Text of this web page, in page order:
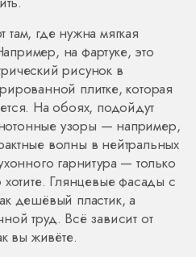
где нужна мягкая
нафартуке, это
рисунок в
плитке, которая
. Наобоях, подойдут
узоры — например,
волны в нейтральных
гарнитура — только
хотите. Глянцевые фасады с
дешёвый пластик, а
труд. Всё зависит от
вы живёте.